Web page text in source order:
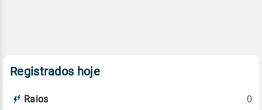
Registrados hoje
Raios 0